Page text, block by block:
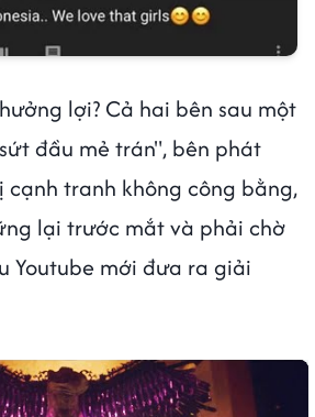
lợi? Cả hai bên sau một
đầu mẻ trán", bên phát
cạnh tranh không công bằng,
lại trước mắt và phải chờ
Youtube mới đưa ra giải